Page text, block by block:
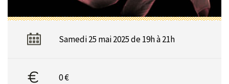
Samedi 25 mai 2025 de 19h à 21h
0 €